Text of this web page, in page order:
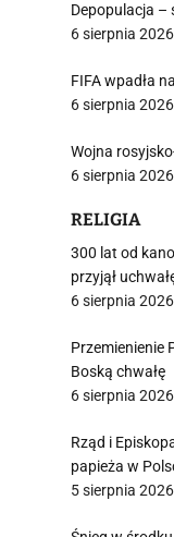
Depopulacja –
6 sierpnia 2026
FIFA wpadła
6 sierpnia 2026
Wojna
6 sierpnia 2026
RELIGIA
300 lat od
przyjął
6 sierpnia 2026
Przemienienie
Boską chwałę
6 sierpnia 2026
Rząd i
papieża w
5 sierpnia 2026